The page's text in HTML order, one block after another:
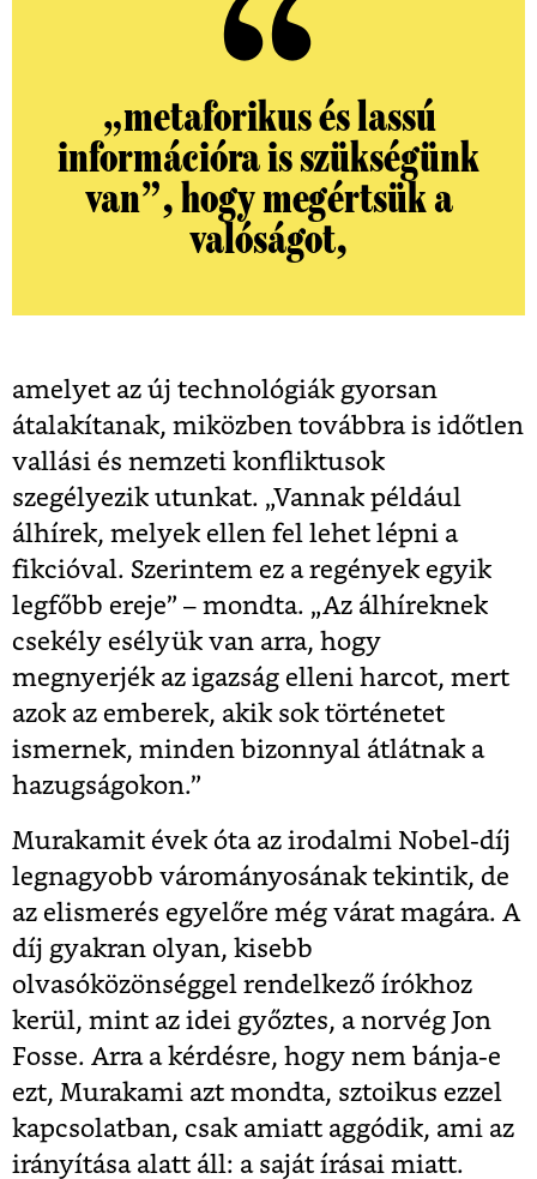
„metaforikus és lassú
információra is szükségünk
van”, hogy megértsük a
valóságot,
amelyet az új technológiák gyorsan
átalakítanak, miközben továbbra is időtlen
vallási és nemzeti konfliktusok
szegélyezik utunkat. „Vannak például
álhírek, melyek ellen fel lehet lépni a
fikcióval. Szerintem ez a regények egyik
legfőbb ereje” – mondta. „Az álhíreknek
csekély esélyük van arra, hogy
megnyerjék az igazság elleni harcot, mert
azok az emberek, akik sok történetet
ismernek, minden bizonnyal átlátnak a
hazugságokon.”
Murakamit évek óta az irodalmi Nobel-díj
legnagyobb várományosának tekintik, de
az elismerés egyelőre még várat magára. A
díj gyakran olyan, kisebb
olvasóközönséggel rendelkező írókhoz
kerül, mint az idei győztes, a norvég Jon
Fosse. Arra a kérdésre, hogy nem bánja-e
ezt, Murakami azt mondta, sztoikus ezzel
kapcsolatban, csak amiatt aggódik, ami az
irányítása alatt áll: a saját írásai miatt.